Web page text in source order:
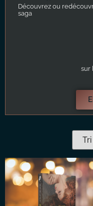
Découvrez ou
saga
sur